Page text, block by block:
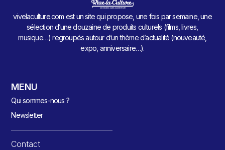
vivelaculture.com est un site qui propose, une fois par semaine, une
sélection d’une douzaine de produits culturels (films, livres,
musique…) regroupés autour d’un thème d’actualité (nouveauté,
expo, anniversaire…).
MENU
Qui sommes-nous ?
Newsletter
Contact